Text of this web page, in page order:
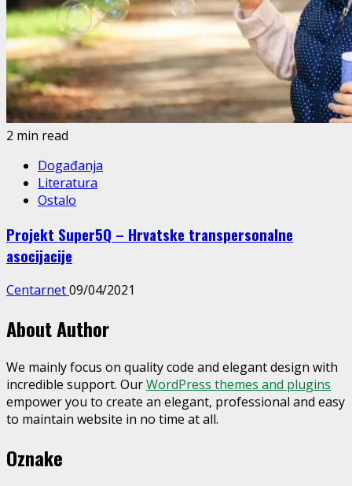
2 min read
Događanja
Literatura
Ostalo
Projekt Super5Q – Hrvatske transpersonalne
asocijacije
Centarnet09/04/2021
About Author
We mainly focus on quality code and elegant design with
incredible support. OurWordPress themes and plugins
empower you to create an elegant, professional and easy
to maintain website in no time at all.
Oznake